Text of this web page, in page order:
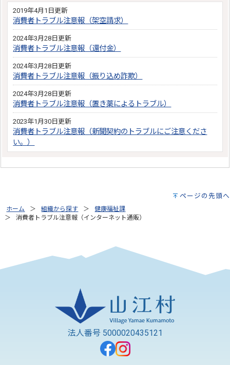
2019年4月1日更新
消費者トラブル注意報（架空請求）
2024年3月28日更新
消費者トラブル注意報（還付金）
2024年3月28日更新
消費者トラブル注意報（振り込め詐欺）
2024年3月28日更新
消費者トラブル注意報（置き薬によるトラブル）
2023年1月30日更新
消費者トラブル注意報（新聞契約のトラブルにご注意くださ
い。）
ページの先頭へ
ホーム 組織から探す
健康福祉課
消費者トラブル注意報（インターネット通販）
法人番号 5000020435121